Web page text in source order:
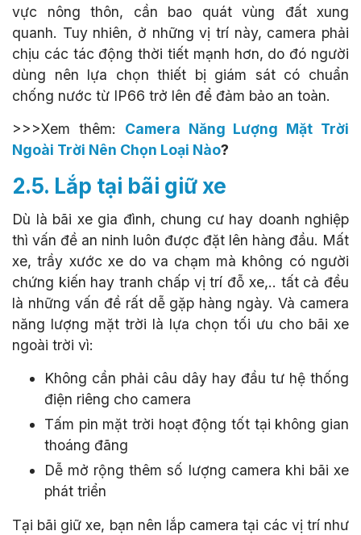
vực nông thôn, cần bao quát vùng đất xung
quanh. Tuy nhiên, ở những vị trí này, camera phải
chịu các tác động thời tiết mạnh hơn, do đó người
dùng nên lựa chọn thiết bị giám sát có chuẩn
chống nước từ IP66 trở lên để đảm bảo an toàn.
>>>Xem thêm: Camera Năng Lượng Mặt Trời
Ngoài Trời Nên Chọn Loại Nào?
2.5. Lắp tại bãi giữ xe
Dù là bãi xe gia đình, chung cư hay doanh nghiệp
thì vấn đề an ninh luôn được đặt lên hàng đầu. Mất
xe, trầy xước xe do va chạm mà không có người
chứng kiến hay tranh chấp vị trí đỗ xe,.. tất cả đều
là những vấn đề rất dễ gặp hàng ngày. Và camera
năng lượng mặt trời là lựa chọn tối ưu cho bãi xe
ngoài trời vì:
Không cần phải câu dây hay đầu tư hệ thống
điện riêng cho camera
Tấm pin mặt trời hoạt động tốt tại không gian
thoáng đãng
Dễ mở rộng thêm số lượng camera khi bãi xe
phát triển
Tại bãi giữ xe, bạn nên lắp camera tại các vị trí như